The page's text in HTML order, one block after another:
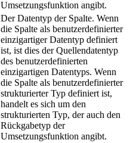
Umsetzungsfunktion angibt.
Der Datentyp der Spalte. Wenn
die Spalte als benutzerdefinierter
einzigartiger Datentyp definiert
ist, ist dies der Quellendatentyp
des benutzerdefinierten
einzigartigen Datentyps. Wenn
die Spalte als benutzerdefinierter
strukturierter Typ definiert ist,
handelt es sich um den
strukturierten Typ, der auch den
Rückgabetyp der
Umsetzungsfunktion angibt.